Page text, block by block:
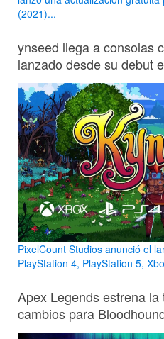
(2021)...
ynseed llega a consolas
lanzado desde su debut
PixelCount Studios anunció el
PlayStation 4, PlayStation 5,
Apex Legends estrena la
cambios para